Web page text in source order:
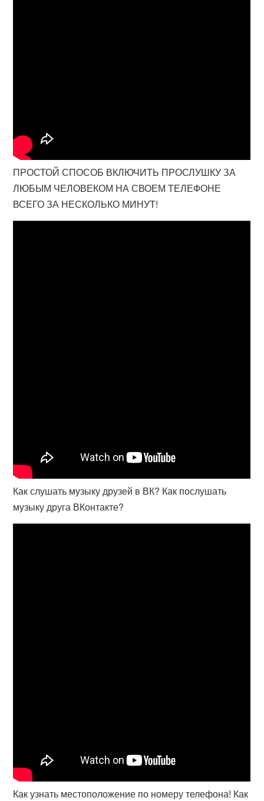
ПРОСТОЙ СПОСОБ ВКЛЮЧИТЬ ПРОСЛУШКУ ЗА
ЛЮБЫМ ЧЕЛОВЕКОМ НА СВОЕМ ТЕЛЕФОНЕ
ВСЕГО ЗА НЕСКОЛЬКО МИНУТ!
Как слушать музыку друзей в ВК? Как послушать
музыку друга ВКонтакте?
Как узнать местоположение по номеру телефона! Как